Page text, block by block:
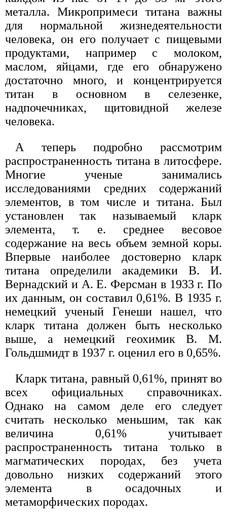
металла. Микропримеси титана важны
для нормальной жизнедеятельности
человека, он его получает с пищевыми
продуктами, например с молоком,
маслом, яйцами, где его обнаружено
достаточно много, и концентрируется
титан в основном в селезенке,
надпочечниках, щитовидной железе
человека.
А теперь подробно рассмотрим
распространенность титана в литосфере.
Многие ученые занимались
исследованиями средних содержаний
элементов, в том числе и титана. Был
установлен так называемый кларк
элемента, т. е. среднее весовое
содержание на весь объем земной коры.
Впервые наиболее достоверно кларк
титана определили академики В. И.
Вернадский и А. Е. Ферсман в 1933 г. По
их данным, он составил 0,61%. В 1935 г.
немецкий ученый Генеши нашел, что
кларк титана должен быть несколько
выше, а немецкий геохимик В. М.
Гольдшмидт в 1937 г. оценил его в 0,65%.
Кларк титана, равный 0,61%, принят во
всех официальных справочниках.
Однако на самом деле его следует
считать несколько меньшим, так как
величина 0,61% учитывает
распространенность титана только в
магматических породах, без учета
довольно низких содержаний этого
элемента в осадочных и
метаморфических породах.